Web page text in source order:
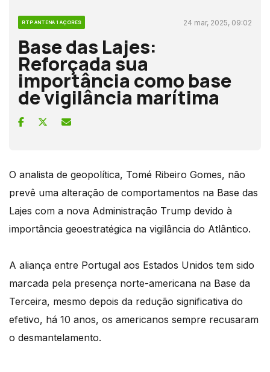
RTP ANTENA 1 AÇORES 24 mar, 2025, 09:02
Base das Lajes:
Reforçada sua
importância como base
de vigilância marítima
O analista de geopolítica, Tomé Ribeiro Gomes, não
prevê uma alteração de comportamentos na Base das
Lajes com a nova Administração Trump devido à
importância geoestratégica na vigilância do Atlântico.
A aliança entre Portugal aos Estados Unidos tem sido
marcada pela presença norte-americana na Base da
Terceira, mesmo depois da redução significativa do
efetivo, há 10 anos, os americanos sempre recusaram
o desmantelamento.